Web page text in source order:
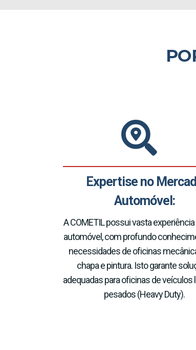
Expertise no
Automóvel:
A COMETIL possui vasta
automóvel, com profundo
necessidades de oficinas
chapa e pintura. Isto garante
adequadas para oficinas de veículos
pesados (Heavy Duty).